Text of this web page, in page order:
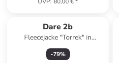
Dare 2b
Fleecejacke "Torrek" in
Schwarz
-79%